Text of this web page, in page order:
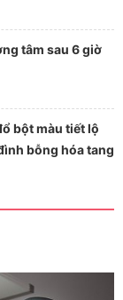
tâm sau 6 giờ
bột màu tiết lộ
bỗng hóa tang